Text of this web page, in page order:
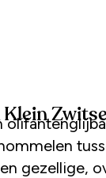
gezellige,